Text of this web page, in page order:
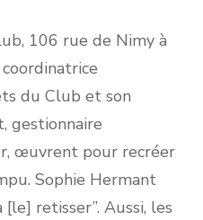
106 rue de Nimy à
du Club et son
gestionnaire
œuvrent pour recréer
Sophie Hermant
[le] retisser”. Aussi, les